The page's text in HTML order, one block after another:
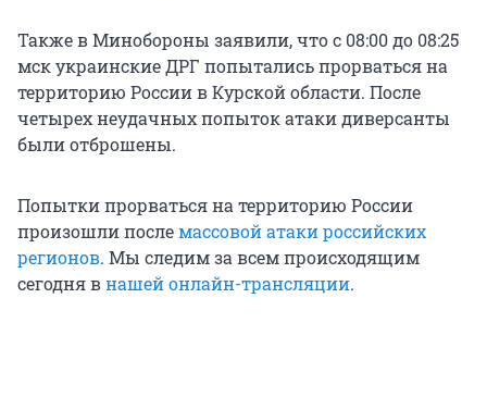
Также в Минобороны заявили, что с 08:00 до 08:25
мск украинские ДРГ попытались прорваться на
территорию России в Курской области. После
четырех неудачных попыток атаки диверсанты
были отброшены.
Попытки прорваться на территорию России
произошли послемассовой атаки российских
регионов. Мы следим за всем происходящим
сегодня внашей онлайн-трансляции.